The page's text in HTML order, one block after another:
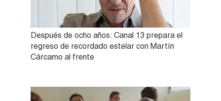
Después de ocho años: Canal 13 prepara el
regreso de recordado estelar con Martín
Cárcamo al frente